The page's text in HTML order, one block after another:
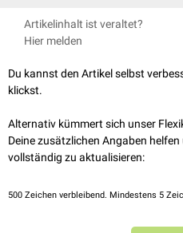
Mikrokapillaren haben in der Medizin
Bei derBlutgasanalyse
Ohrläppchen, benutzt.
Bei der
Im experimentellen Setting
Nervenzelleneingesetzt (Patch-
Artikelinhalt ist veraltet?
Hier melden
Du kannst den Artikel selbst
klickst.
Alternativ kümmert sich unser
Deine zusätzlichen Angaben
vollständig zu aktualisieren:
500 Zeichen verbleibend. Mindestens 5